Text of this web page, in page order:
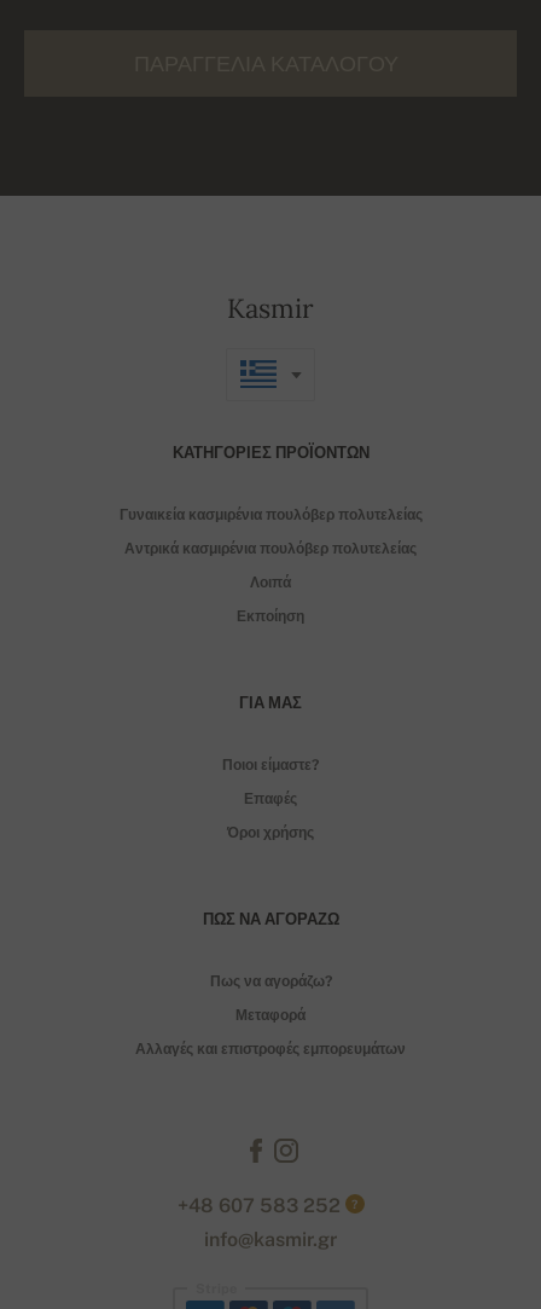
Kasmir
ΚΑΤΗΓΟΡΊΕΣ ΠΡΟΪΌΝΤΩΝ
Γυναικεία κασμιρένια πουλόβερ πολυτελείας
Αντρικά κασμιρένια πουλόβερ πολυτελείας
Λοιπά
Εκποίηση
ΓΙΑ ΜΑΣ
Ποιοι είμαστε?
Επαφές
Όροι χρήσης
ΠΏΣ ΝΑ ΑΓΟΡΆΖΩ
Πως να αγοράζω?
Μεταφορά
Αλλαγές και επιστροφές εμπορευμάτων
+48 607 583 252 ?
info@kasmir.gr